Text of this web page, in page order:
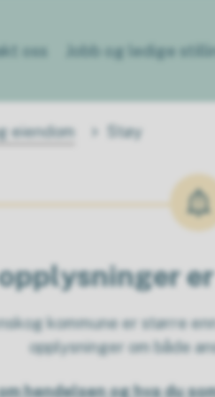
oss Jobb og ledige
eiendom Støy
kommune er større
opplysninger om både
hendelsen og hva du